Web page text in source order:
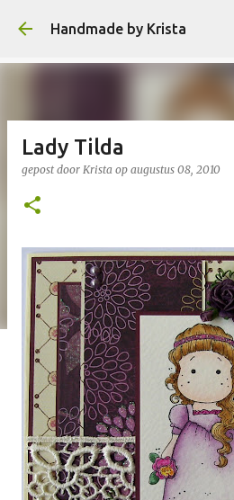
Doorgaan naar
Handmade by Krista
Lady Tilda
gepost door Krista op augustus 08, 2010